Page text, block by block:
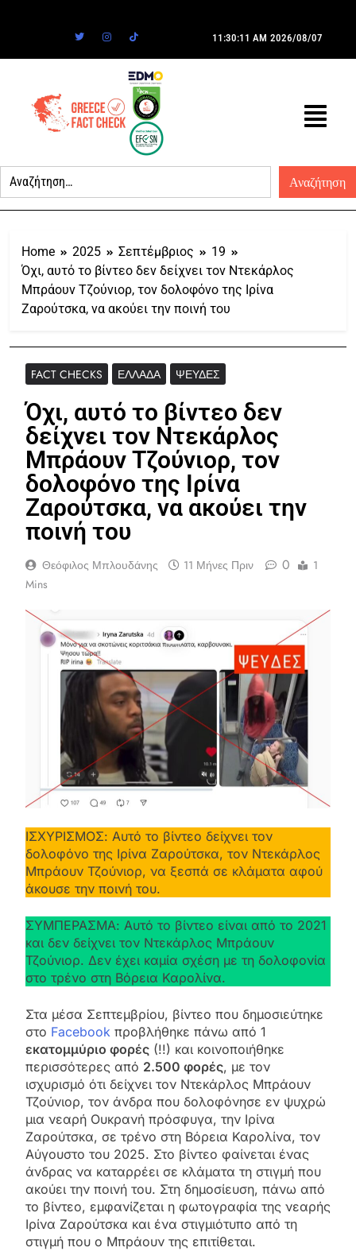
11:30:11 AM 2026/08/07
Home 2025 Σεπτέμβριος
19
Όχι, αυτό το βίντεο δεν δείχνει τον Ντεκάρλος
Μπράουν Τζούνιορ, τον δολοφόνο της Ιρίνα
Ζαρούτσκα, να ακούει την ποινή του
FACT CHECKS ΕΛΛΆΔΑ ΨΕΥΔΈΣ
Όχι, αυτό το βίντεο δεν
δείχνει τον Ντεκάρλος
Μπράουν Τζούνιορ, τον
δολοφόνο της Ιρίνα
Ζαρούτσκα, να ακούει την
ποινή του
Θεόφιλος Μπλουδάνης 11 Μήνες Πριν 0
1
Mins
ΙΣΧΥΡΙΣΜΟΣ: Αυτό το βίντεο δείχνει τον
δολοφόνο της Ιρίνα Ζαρούτσκα, τον Ντεκάρλος
Μπράουν Τζούνιορ, να ξεσπά σε κλάματα αφού
άκουσε την ποινή του.
ΣΥΜΠΕΡΑΣΜΑ: Αυτό το βίντεο είναι από το 2021
και δεν δείχνει τον Ντεκάρλος Μπράουν
Τζούνιορ. Δεν έχει καμία σχέση με τη δολοφονία
στο τρένο στη Βόρεια Καρολίνα.
Στα μέσα Σεπτεμβρίου, βίντεο που δημοσιεύτηκε
στο Facebook προβλήθηκε πάνω από 1
εκατομμύριο φορές (!!) και κοινοποιήθηκε
περισσότερες από 2.500 φορές, με τον
ισχυρισμό ότι δείχνει τον Ντεκάρλος Μπράουν
Τζούνιορ, τον άνδρα που δολοφόνησε εν ψυχρώ
μια νεαρή Ουκρανή πρόσφυγα, την Ιρίνα
Ζαρούτσκα, σε τρένο στη Βόρεια Καρολίνα, τον
Αύγουστο του 2025. Στο βίντεο φαίνεται ένας
άνδρας να καταρρέει σε κλάματα τη στιγμή που
ακούει την ποινή του. Στη δημοσίευση, πάνω από
το βίντεο, εμφανίζεται η φωτογραφία της νεαρής
Ιρίνα Ζαρούτσκα και ένα στιγμιότυπο από τη
στιγμή που ο Μπράουν της επιτίθεται.